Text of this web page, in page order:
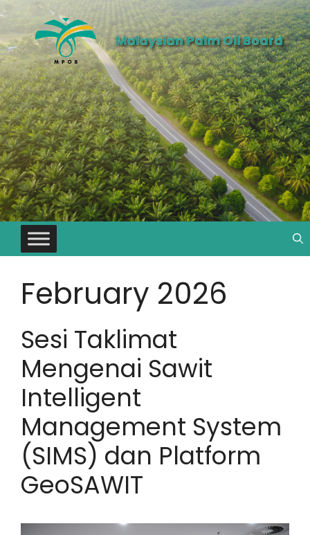
Malaysian Palm Oil Board
February 2026
Sesi Taklimat
Mengenai Sawit
Intelligent
Management System
(SIMS) dan Platform
GeoSAWIT